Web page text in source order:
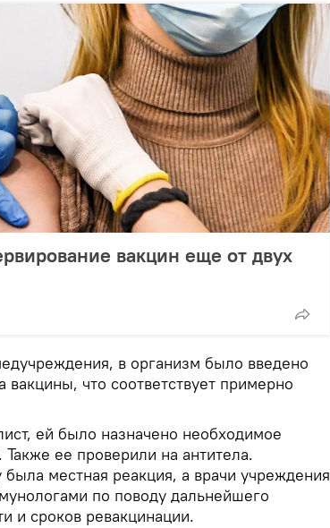
вакцин еще от двух
в организм было введено
вакцины, что соответствует примерно
ей было назначено необходимое
ее проверили на антитела.
местная реакция, а врачи учреждения
по поводу дальнейшего
и сроков ревакцинации.